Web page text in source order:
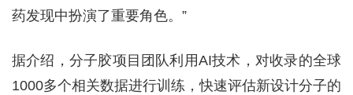
药发现中扮演了重要角色。”
据介绍，分子胶项目团队利用AI技术，对收录的全球
1000多个相关数据进行训练，快速评估新设计分子的